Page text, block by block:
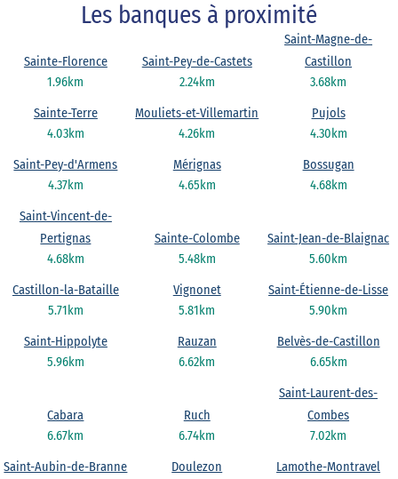
Les banques à proximité
1.96km
Sainte-Florence
2.24km
Saint-Pey-de-Castets
3.68km
Saint-Magne-de-
Castillon
4.03km
Sainte-Terre
4.26km
Mouliets-et-Villemartin
4.30km
Pujols
4.37km
Saint-Pey-d'Armens
4.65km
Mérignas
4.68km
Bossugan
4.68km
Saint-Vincent-de-
Pertignas
5.48km
Sainte-Colombe
5.60km
Saint-Jean-de-Blaignac
5.71km
Castillon-la-Bataille
5.81km
Vignonet
5.90km
Saint-Étienne-de-Lisse
5.96km
Saint-Hippolyte
6.62km
Rauzan
6.65km
Belvès-de-Castillon
6.67km
Cabara
6.74km
Ruch
7.02km
Saint-Laurent-des-
Combes
Saint-Aubin-de-Branne
Doulezon
Lamothe-Montravel